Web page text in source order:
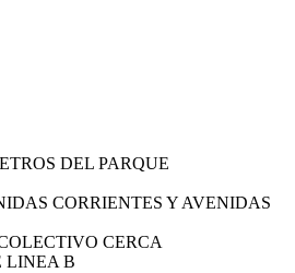
DEL PARQUE
CORRIENTES Y AVENIDAS
CERCA
LINEA B